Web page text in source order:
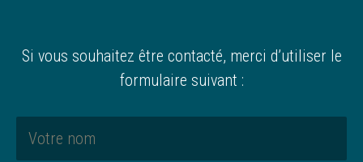
Si vous souhaitez être contacté, merci d’utiliser le
formulaire suivant :